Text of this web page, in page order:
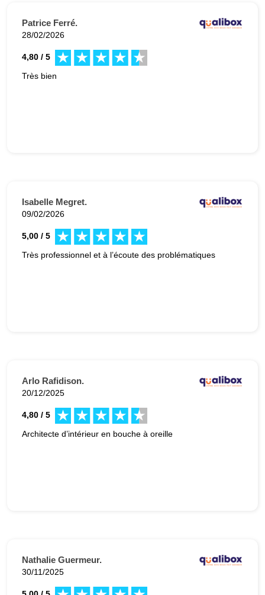
Patrice Ferré.
28/02/2026
4,80 / 5
Très bien
Isabelle Megret.
09/02/2026
5,00 / 5
Très professionnel et à l’écoute des problématiques
Arlo Rafidison.
20/12/2025
4,80 / 5
Architecte d’intérieur en bouche à oreille
Nathalie Guermeur.
30/11/2025